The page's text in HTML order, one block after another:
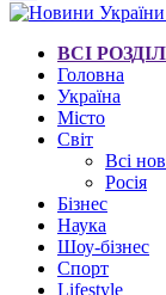
ВСІ
Головна
Україна
Місто
Світ
Всі
Росія
Бізнес
Наука
Шоу-бізнес
Спорт
Lifestyle